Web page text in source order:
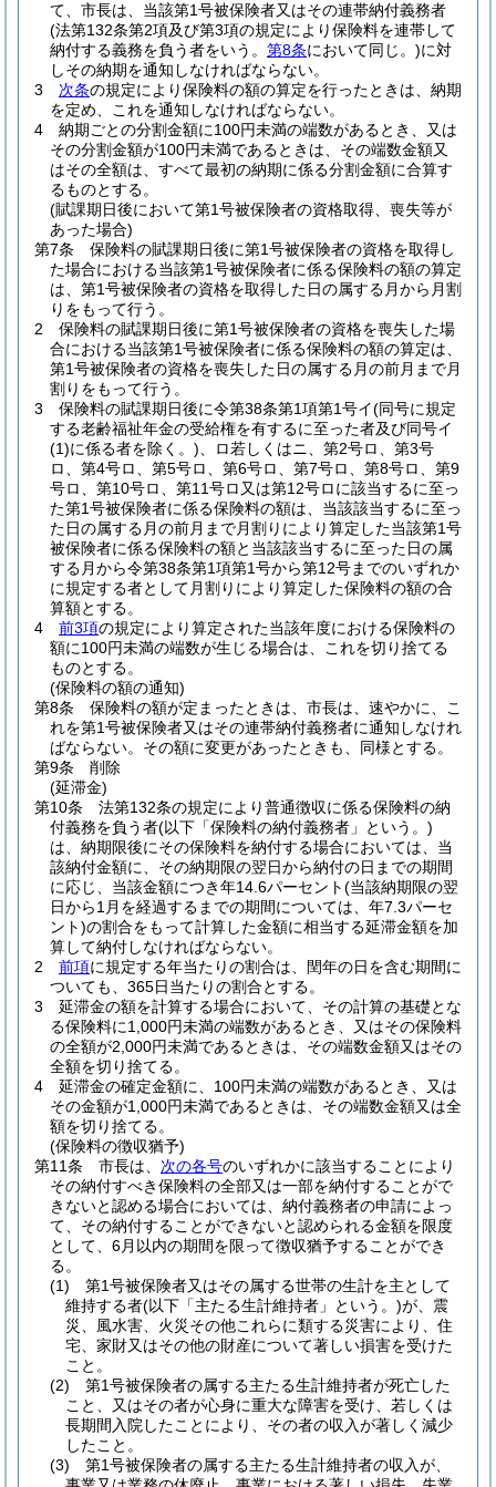
て、市長は、当該第1号被保険者又はその連帯納付義務者
(法第132条第2項及び第3項の規定により保険料を連帯して
納付する義務を負う者をいう。 第8条において同じ。)に対
しその納期を通知しなければならない。
3
次条の規定により保険料の額の算定を行ったときは、納期
を定め、これを通知しなければならない。
4
納期ごとの分割金額に100円未満の端数があるとき、又は
その分割金額が100円未満であるときは、その端数金額又
はその全額は、すべて最初の納期に係る分割金額に合算す
るものとする。
(賦課期日後において第1号被保険者の資格取得、喪失等が
あった場合)
第7条
保険料の賦課期日後に第1号被保険者の資格を取得し
た場合における当該第1号被保険者に係る保険料の額の算定
は、第1号被保険者の資格を取得した日の属する月から月割
りをもって行う。
2
保険料の賦課期日後に第1号被保険者の資格を喪失した場
合における当該第1号被保険者に係る保険料の額の算定は、
第1号被保険者の資格を喪失した日の属する月の前月まで月
割りをもって行う。
3
保険料の賦課期日後に令第38条第1項第1号イ(同号に規定
する老齢福祉年金の受給権を有するに至った者及び同号イ
(1)に係る者を除く。) 、ロ若しくはニ、第2号ロ、第3号
ロ、第4号ロ、第5号ロ、第6号ロ、第7号ロ、第8号ロ、第9
号ロ、第10号ロ、第11号ロ又は第12号ロに該当するに至っ
た第1号被保険者に係る保険料の額は、当該該当するに至っ
た日の属する月の前月まで月割りにより算定した当該第1号
被保険者に係る保険料の額と当該該当するに至った日の属
する月から令第38条第1項第1号から第12号までのいずれか
に規定する者として月割りにより算定した保険料の額の合
算額とする。
4
前3項の規定により算定された当該年度における保険料の
額に100円未満の端数が生じる場合は、これを切り捨てる
ものとする。
(保険料の額の通知)
第8条
保険料の額が定まったときは、市長は、速やかに、こ
れを第1号被保険者又はその連帯納付義務者に通知しなけれ
ばならない。 その額に変更があったときも、同様とする。
第9条
削除
(延滞金)
第10条
法第132条の規定により普通徴収に係る保険料の納
付義務を負う者(以下「保険料の納付義務者」という。)
は、納期限後にその保険料を納付する場合においては、当
該納付金額に、その納期限の翌日から納付の日までの期間
に応じ、当該金額につき年14.6パーセント(当該納期限の翌
日から1月を経過するまでの期間については、年7.3パーセ
ント)の割合をもって計算した金額に相当する延滞金額を加
算して納付しなければならない。
2
前項に規定する年当たりの割合は、閏年の日を含む期間に
ついても、365日当たりの割合とする。
3
延滞金の額を計算する場合において、その計算の基礎とな
る保険料に1,000円未満の端数があるとき、又はその保険料
の全額が2,000円未満であるときは、その端数金額又はその
全額を切り捨てる。
4
延滞金の確定金額に、100円未満の端数があるとき、又は
その金額が1,000円未満であるときは、その端数金額又は全
額を切り捨てる。
(保険料の徴収猶予)
第11条
市長は、 次の各号のいずれかに該当することにより
その納付すべき保険料の全部又は一部を納付することがで
きないと認める場合においては、納付義務者の申請によっ
て、その納付することができないと認められる金額を限度
として、6月以内の期間を限って徴収猶予することができ
る。
(1)
第1号被保険者又はその属する世帯の生計を主として
維持する者(以下「主たる生計維持者」という。)が、震
災、風水害、火災その他これらに類する災害により、住
宅、家財又はその他の財産について著しい損害を受けた
こと。
(2)
第1号被保険者の属する主たる生計維持者が死亡した
こと、又はその者が心身に重大な障害を受け、若しくは
長期間入院したことにより、その者の収入が著しく減少
したこと。
(3)
第1号被保険者の属する主たる生計維持者の収入が、